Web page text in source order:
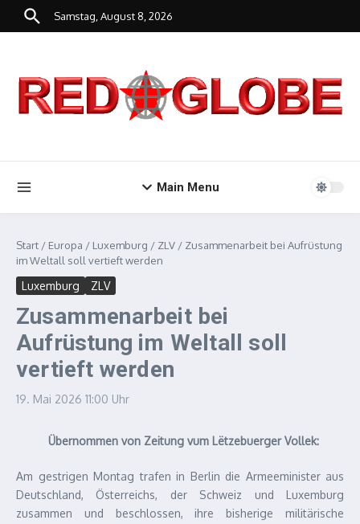
Zum Inhalt springen
Samstag, August 8, 2026
Main Menu
Start / Europa / Luxemburg / ZLV / Zusammenarbeit bei Aufrüstung
im Weltall soll vertieft werden
Luxemburg ZLV
Zusammenarbeit bei
Aufrüstung im Weltall soll
vertieft werden
19. Mai 2026 11:00 Uhr
Übernommen von Zeitung vum Lëtzebuerger Vollek:
Am gestrigen Montag trafen in Berlin die Armeeminister aus
Deutschland, Österreichs, der Schweiz und Luxemburg
zusammen und beschlossen, ihre bisherige militärische